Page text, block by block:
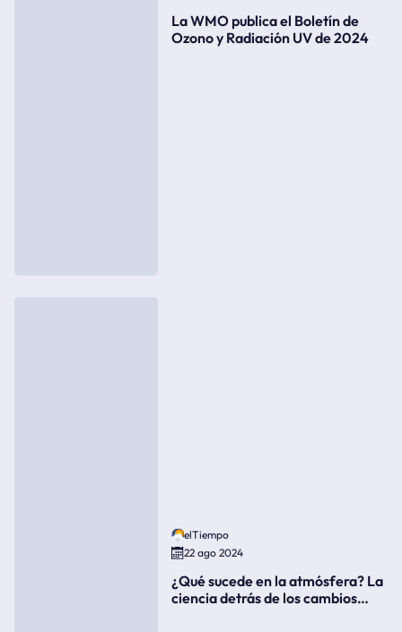
La WMO publica el Boletín de
Ozono y Radiación UV de 2024
elTiempo
22 ago 2024
¿Qué sucede en la atmósfera? La
ciencia detrás de los cambios